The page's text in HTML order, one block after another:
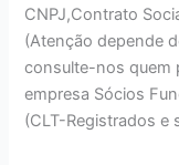
CNPJ,Contrato
(Atenção depende
consulte-nos quem
empresa Sócios
(CLT-Registrados e